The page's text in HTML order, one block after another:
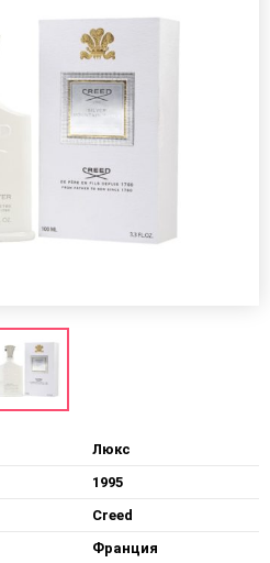
Люкс
1995
Creed
Франция